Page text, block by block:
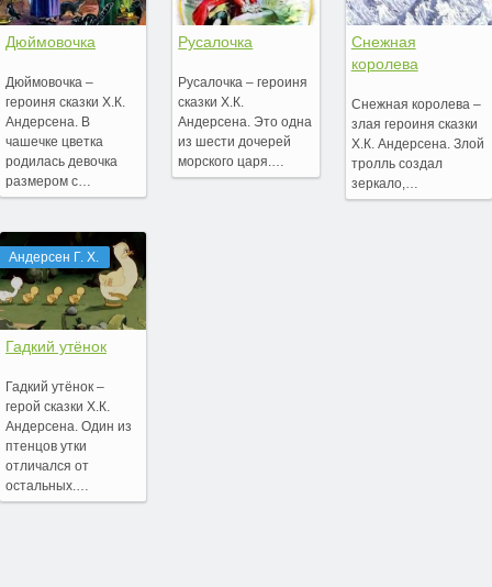
Дюймовочка
Дюймовочка –
героиня сказки Х.К.
Андерсена. В
чашечке цветка
родилась девочка
размером с…
Андерсен Г. Х.
Гадкий утёнок
Гадкий утёнок –
герой сказки Х.К.
Андерсена. Один из
птенцов утки
отличался от
остальных.…
Русалочка
Русалочка – героиня
сказки Х.К.
Андерсена. Это одна
из шести дочерей
морского царя.…
Снежная
королева
Снежная королева –
злая героиня сказки
Х.К. Андерсена. Злой
тролль создал
зеркало,…